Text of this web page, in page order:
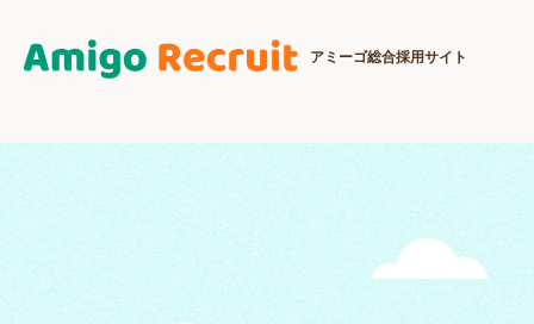
アミーゴ総合採用サイト